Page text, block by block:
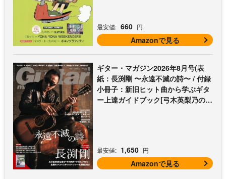
最安値: 660 円
Amazonで見る
ギター・マガジン2026年8月号(表
紙：長渕剛 〜永遠不滅の詩〜 / 付録
小冊子：新旧ヒット曲から学ぶギタ
ー上達ガイドブック[弓木英梨乃の放
最安値: 1,650 円
Amazonで見る